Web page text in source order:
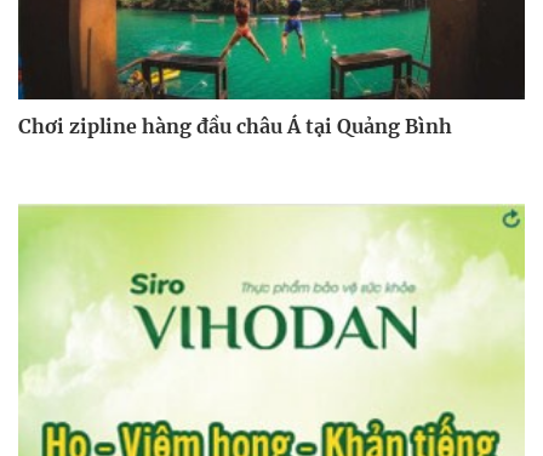
Chơi zipline hàng đầu châu Á tại Quảng Bình